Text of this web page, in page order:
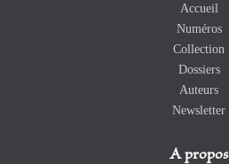
Accueil
Numéros
Collection
Dossiers
Auteurs
Newsletter
A propos